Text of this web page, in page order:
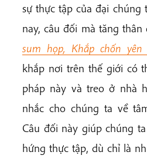
sự thực tập của đại chúng
nay, câu đối mà tăng thân
sum họp, Khắp chốn yên
khắp nơi trên thế giới có
pháp này và treo ở nhà
nhắc cho chúng ta về
Câu đối này giúp chúng
hứng thực tập, dù chỉ là